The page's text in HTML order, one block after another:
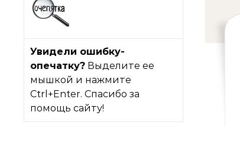
Увидели ошибку-
опечатку? Выделите ее
мышкой и нажмите
Ctrl+Enter. Спасибо за
помощь сайту!